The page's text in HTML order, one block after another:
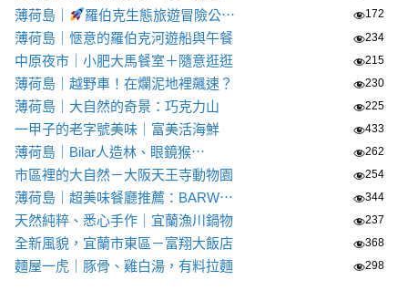
薄荷島｜ 羅伯克生態旅遊冒險公⋯ 172
薄荷島｜愜意的羅伯克河遊船與午餐 234
中原夜市｜小肥大馬餐室＋隨意逛逛 215
薄荷島｜越野車！在爛泥地裡飆速？ 230
薄荷島｜大自然的奇景：巧克力山 225
一甲子的老字號美味｜富美活海鮮 433
薄荷島｜Bilar人造林、眼鏡猴⋯ 262
市區裡的大自然－大阪天王寺動物園 254
薄荷島｜超美味餐廳推薦：BARW⋯ 344
天然純粹、悉心手作｜宜蘭漁川鍋物 237
全新風貌，宜蘭市東區－富翔大飯店 368
麵屋一虎｜豚骨、雞白湯，有料拉麵 298